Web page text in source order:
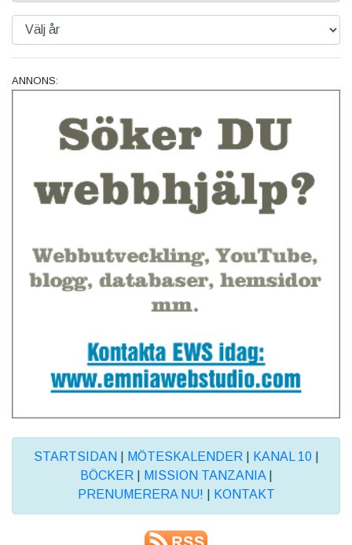
ANNONS:
STARTSIDAN MÖTESKALENDER KANAL 10|
BÖCKER
MISSION TANZANIA|
PRENUMERERA NU!
KONTAKT